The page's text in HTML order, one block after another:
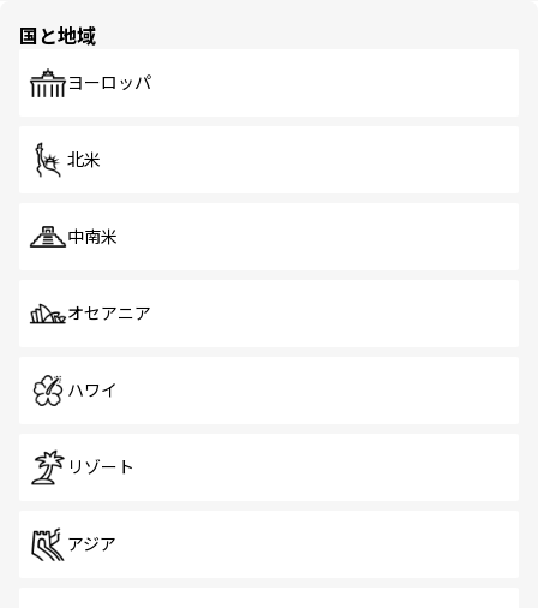
で、ホーカーズは地元の風情を楽しめる外せないスポット
国と地域
ヨーロッパ
北米
中南米
オセアニア
ハワイ
リゾート
アジア